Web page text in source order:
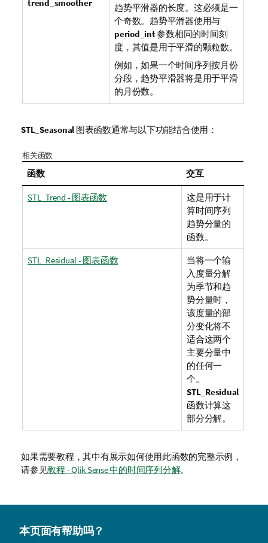
trend_smoother
趋势平滑器的长度。这必须是一
个奇数。趋势平滑器使用与
period_int参数相同的时间刻
度，其值是用于平滑的颗粒数。
例如，如果一个时间序列按月份
分段，趋势平滑器将是用于平滑
的月份数。
STL_Seasonal 图表函数通常与以下功能结合使用：
相关函数
函数 交互
STL_Trend - 图表函数
这是用于计
算时间序列
趋势分量的
函数。
STL_Residual - 图表函数
当将一个输
入度量分解
为季节和趋
势分量时，
该度量的部
分变化将不
适合这两个
主要分量中
的任何一
个。
STL_Residual
函数计算这
部分分解。
如果需要教程，其中有展示如何使用此函数的完整示例，
请参见教程 - Qlik Sense 中的时间序列分解。
本页面有帮助吗？